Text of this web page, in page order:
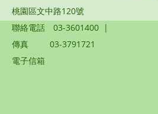
桃園區文中路120號
聯絡電話
03-3601400 |
傳真
03-3791721
電子信箱